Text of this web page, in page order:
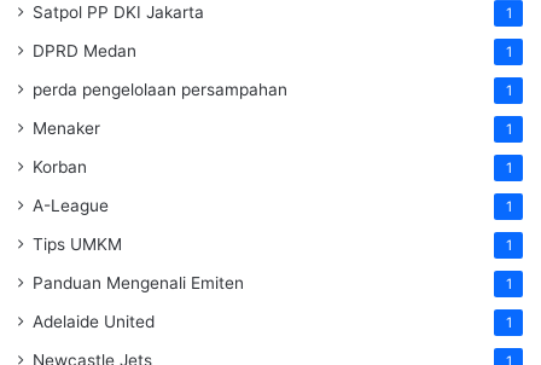
Satpol PP DKI Jakarta 1
DPRD Medan 1
perda pengelolaan persampahan 1
Menaker 1
Korban 1
A-League 1
Tips UMKM 1
Panduan Mengenali Emiten 1
Adelaide United 1
Newcastle Jets 1